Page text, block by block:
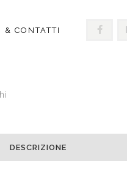
& CONTATTI
DESCRIZIONE